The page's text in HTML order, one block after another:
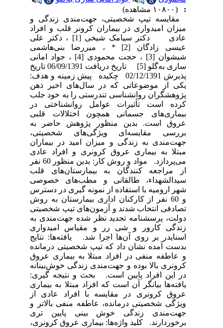
مقایسه تیپ شخصیتی، جهت‌مندی زندگی و
میزان امیدواری در بیماران کرونر قلب و افراد
عادی دکتر سیامک شیخی [1] ، دکتر علی
عیسی زادگان [2] * ، میررضا بنی‌هاشمی
شیشوان [3] ، حجت محمودی [4] ، جواد امانی
ساری به‌گلو [5] تاریخ دریافت 06/09/1391 تاریخ
پذیرش 02/12/1391 چکیده پیش زمینه و هدف:
یکی از موضوعاتی که در سال‌های اخیر ذهن
پژوهشگران روانشناسی تندرستی را به خود جلب
کرده است تأثیرات عوامل روانشناختی در
بیماری‌های جسمانی همچون اختلالات قلبی
عروق است. بدین منظور پژوهش حاضر به
بررسی مقایسه‌ای ویژگی‌های شخصیتی،
جهت‌مندی به زندگی و میزان امید در بیماران
مبتلا به بیماری عروق کرونری و افراد عادی
می‌پردازد. مواد و روش کار: بدین منظور 60 نفر
از مراجعه کنندگان به بیمارستان‌های قلب
سیدالشهداء، طالقانی و مطب‌های خصوصی
شهر ارومیه با استفاده از نمونه گیری در دسترس
و 60 نفر از کارکنان اداری بیمارستان به روش
تصادفی انتخاب شدند و آزمون‌های تیپ شخصیتی
دولت، پرسشنامه تجدید نظر شده جهت‌مندی به
زندگی کارور و شی رر و مقیاس امیدواری
اسنایدر بر روی آن‌ها اجرا شد. یافته‌ها: نتایج
بدست آمده نشان داد که تیپ شخصیتی درمانده
و عاطفه منفی در افراد مبتلا به بیماری عروق
کرونری بالا بوده و جهت‌مندی زندگی خوش‌بینانه
در این افراد پایین است. بحث و نتیجه گیری:
یافته‌ها بیانگر آن است که افراد مبتلا به بیماری
عروق کرونری در مقایسه با افراد عادی از
ویژگی شخصیتی درمانده، عاطفه منفی بالاتر و
جهت‌مندی زندگی خوش بینی پایین تری
برخوردارند. کلید واژه‌ها: بیماری عروق کرونری،